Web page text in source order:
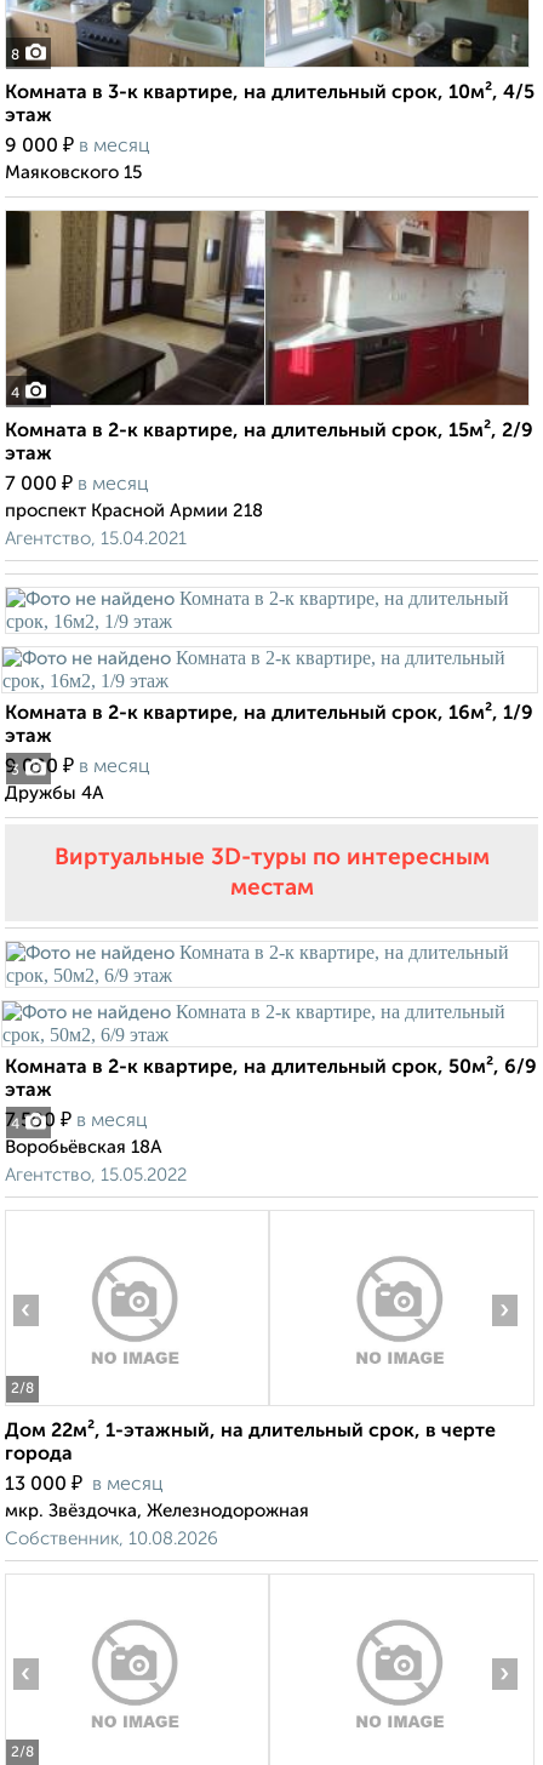
8
Комната в 3-к квартире, на длительный срок, 10м², 4/5
этаж
9 000 ₽ в месяц
Маяковского 15
4
Комната в 2-к квартире, на длительный срок, 15м², 2/9
этаж
7 000 ₽ в месяц
проспект Красной Армии 218
Агентство, 15.04.2021
3
Комната в 2-к квартире, на длительный срок, 16м², 1/9
этаж
9 000 ₽ в месяц
Дружбы 4А
Виртуальные 3D-туры по интересным
местам
4
Комната в 2-к квартире, на длительный срок, 50м², 6/9
этаж
7 500 ₽ в месяц
Воробьёвская 18А
Агентство, 15.05.2022
2/8
‹ ›
Дом 22м², 1-этажный, на длительный срок, в черте
города
13 000 ₽ в месяц
мкр. Звёздочка, Железнодорожная
Собственник, 10.08.2026
2/8
‹ ›